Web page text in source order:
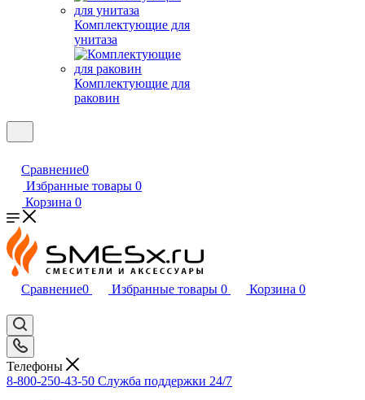
Комплектующие для
унитаза
Комплектующие для
раковин
Сравнение0
Избранные товары 0
Корзина 0
Сравнение0 Избранные товары 0 Корзина 0
Телефоны
8-800-250-43-50 Служба поддержки 24/7